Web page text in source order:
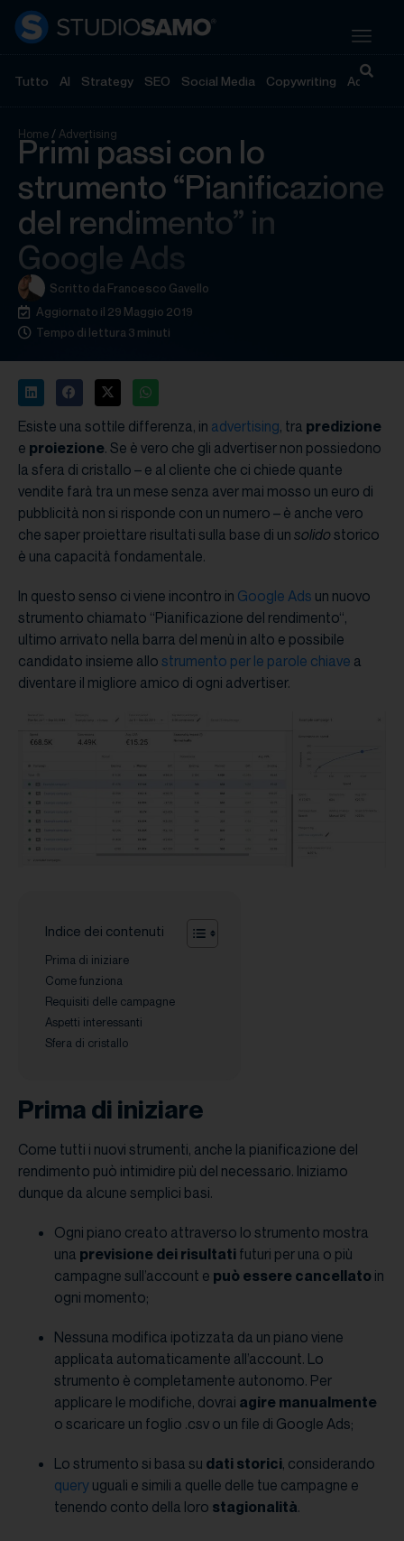
Tutto AI Strategy SEO Social Media Copywriting
Home/Advertising
Primi passi con lo
strumento “Pianificazione
del rendimento” in
Google Ads
Scritto da Francesco Gavello
Aggiornato il 29 Maggio 2019
Tempo di lettura 3 minuti
Esiste una sottile differenza, in advertising, tra predizione
e proiezione. Se è vero che gli advertiser non possiedono
la sfera di cristallo – e al cliente che ci chiede quante
vendite farà tra un mese senza aver mai mosso un euro di
pubblicità non si risponde con un numero – è anche vero
che saper proiettare risultati sulla base di un solidostorico
è una capacità fondamentale.
In questo senso ci viene incontro in Google Ads un nuovo
strumento chiamato “Pianificazione del rendimento“,
ultimo arrivato nella barra del menù in alto e possibile
candidato insieme allo strumento per le parole chiave a
diventare il migliore amico di ogni advertiser.
Indice dei contenuti
Prima di iniziare
Come funziona
Requisiti delle campagne
Aspetti interessanti
Sfera di cristallo
Prima di iniziare
Come tutti i nuovi strumenti, anche la pianificazione del
rendimento può intimidire più del necessario. Iniziamo
dunque da alcune semplici basi.
Ogni piano creato attraverso lo strumento mostra
una previsione dei risultati futuri per una o più
campagne sull’account e può essere cancellato in
ogni momento;
Nessuna modifica ipotizzata da un piano viene
applicata automaticamente all’account. Lo
strumento è completamente autonomo. Per
applicare le modifiche, dovrai agire manualmente
o scaricare un foglio .csv o un file di Google Ads;
Lo strumento si basa su dati storici, considerando
query uguali e simili a quelle delle tue campagne e
tenendo conto della loro stagionalità.